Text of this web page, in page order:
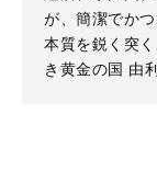
が、簡潔でか
本質を鋭く突
き黄金の国 由